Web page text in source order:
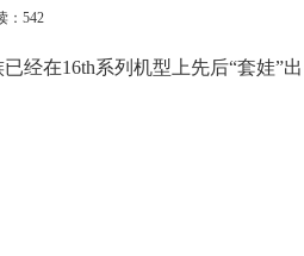
：542
经在16th系列机型上先后“套娃”出